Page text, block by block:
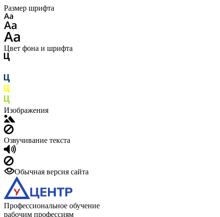
Размер шрифта
Цвет фона и шрифта
Изображения
Озвучивание текста
Обычная версия сайта
Профессиональное обучение
рабочим профессиям